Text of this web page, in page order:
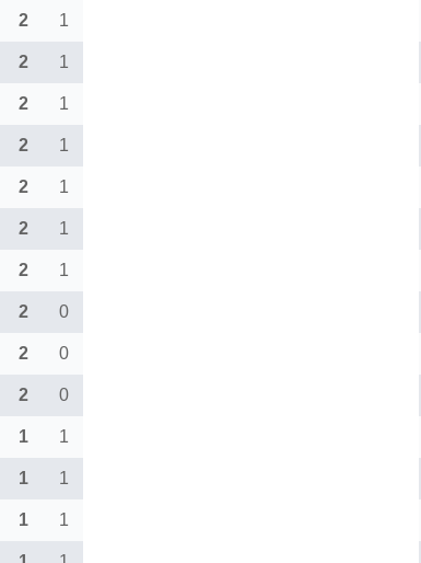
2 1
2 1
2 1
2 1
2 1
2 1
2 1
2 0
2 0
2 0
1 1
1 1
1 1